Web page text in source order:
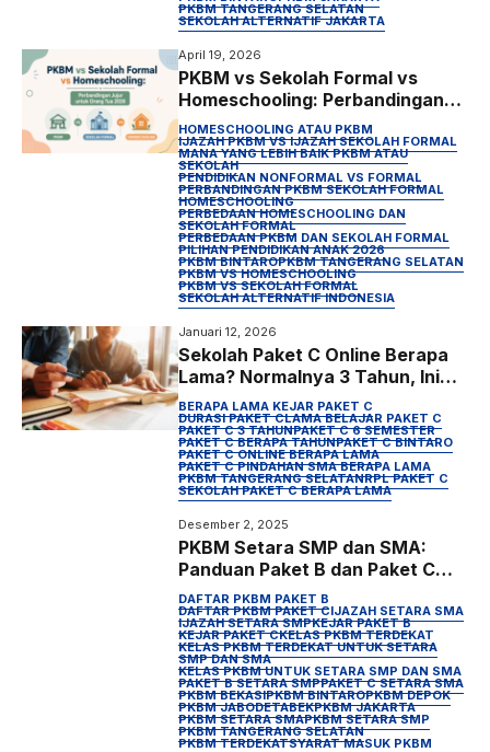
PKBM TANGERANG SELATAN
SEKOLAH ALTERNATIF JAKARTA
April 19, 2026
PKBM vs Sekolah Formal vs
Homeschooling: Perbandingan
Jujur untuk Orang Tua 2026
HOMESCHOOLING ATAU PKBM
IJAZAH PKBM VS IJAZAH SEKOLAH FORMAL
MANA YANG LEBIH BAIK PKBM ATAU
SEKOLAH
PENDIDIKAN NONFORMAL VS FORMAL
PERBANDINGAN PKBM SEKOLAH FORMAL
HOMESCHOOLING
PERBEDAAN HOMESCHOOLING DAN
SEKOLAH FORMAL
PERBEDAAN PKBM DAN SEKOLAH FORMAL
PILIHAN PENDIDIKAN ANAK 2026
PKBM BINTAROPKBM TANGERANG SELATAN
PKBM VS HOMESCHOOLING
PKBM VS SEKOLAH FORMAL
SEKOLAH ALTERNATIF INDONESIA
Januari 12, 2026
Sekolah Paket C Online Berapa
Lama? Normalnya 3 Tahun, Ini
Penjelasan Lengkapnya (2026)
BERAPA LAMA KEJAR PAKET C
DURASI PAKET CLAMA BELAJAR PAKET C
PAKET C 3 TAHUNPAKET C 6 SEMESTER
PAKET C BERAPA TAHUNPAKET C BINTARO
PAKET C ONLINE BERAPA LAMA
PAKET C PINDAHAN SMA BERAPA LAMA
PKBM TANGERANG SELATANRPL PAKET C
SEKOLAH PAKET C BERAPA LAMA
Desember 2, 2025
PKBM Setara SMP dan SMA:
Panduan Paket B dan Paket C
2026
DAFTAR PKBM PAKET B
DAFTAR PKBM PAKET CIJAZAH SETARA SMA
IJAZAH SETARA SMPKEJAR PAKET B
KEJAR PAKET CKELAS PKBM TERDEKAT
KELAS PKBM TERDEKAT UNTUK SETARA
SMP DAN SMA
KELAS PKBM UNTUK SETARA SMP DAN SMA
PAKET B SETARA SMPPAKET C SETARA SMA
PKBM BEKASIPKBM BINTAROPKBM DEPOK
PKBM JABODETABEKPKBM JAKARTA
PKBM SETARA SMAPKBM SETARA SMP
PKBM TANGERANG SELATAN
PKBM TERDEKATSYARAT MASUK PKBM